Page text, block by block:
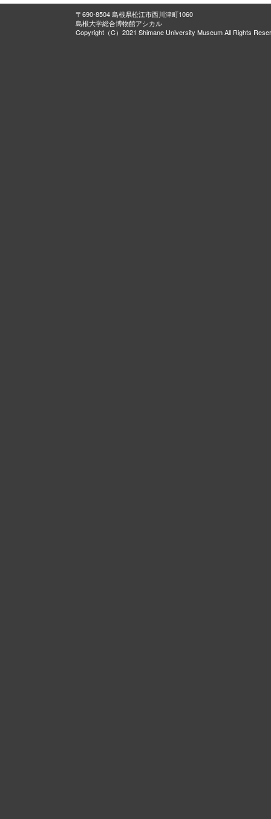
〒690-8504 島根県松江市西川津町1060
島根大学総合博物館アシカル
Copyright（C）2021 Shimane University Museum All Rights